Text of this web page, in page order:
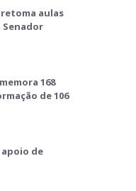
aulas
Senador
168
de 106
de